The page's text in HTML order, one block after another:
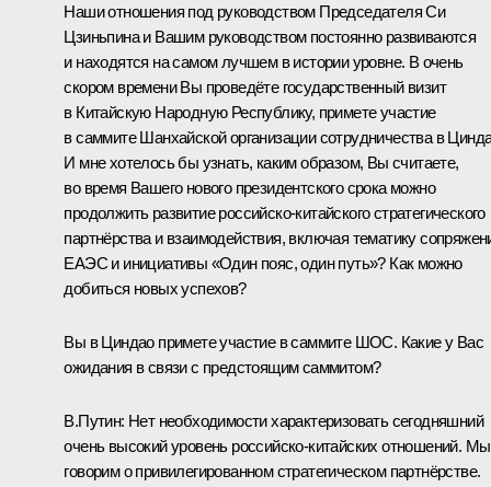
Наши отношения под руководством Председателя Си
Цзиньпина и Вашим руководством постоянно развиваются
и находятся на самом лучшем в истории уровне. В очень
скором времени Вы проведёте государственный визит
в Китайскую Народную Республику, примете участие
в саммите Шанхайской организации сотрудничества в
И мне хотелось бы узнать, каким образом, Вы считаете,
во время Вашего нового президентского срока можно
продолжить развитие российско-китайского стратегического
партнёрства и взаимодействия, включая тематику
ЕАЭС и инициативы «Один пояс, один путь»? Как можно
добиться новых успехов?
Вы в Циндао примете участие в саммите ШОС. Какие у Вас
ожидания в связи с предстоящим саммитом?
В.Путин: Нет необходимости характеризовать сегодняшний
очень высокий уровень российско-китайских отношений. Мы
говорим о привилегированном стратегическом партнёрстве.